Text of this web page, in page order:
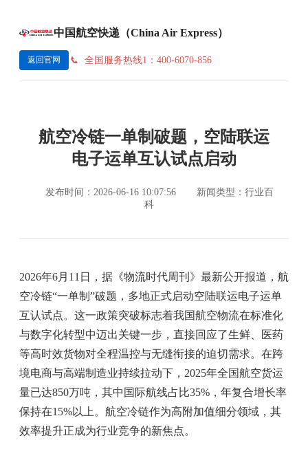
中国航空快递（China Air Express）
返回官网 全国服务热线1：400-6070-856
航空冷链一单制破题，空陆联运
电子运单互认试点启动
发布时间：2026-06-16 10:07:56
新闻类型：行业百
科
2026年6月11日，据《物流时代周刊》最新公开报道，航
空冷链“一单制”破题，多地正式启动空陆联运电子运单
互认试点。这一政策突破标志着我国航空物流在标准化
与数字化转型中迈出关键一步，直接回应了生鲜、医药
等高时效货物对全程温控与无缝衔接的迫切需求。在跨
境电商与高端制造业持续拉动下，2025年全国航空货运
量已达850万吨，其中国际航线占比35%，年复合增长率
保持在15%以上。航空冷链作为高附加值细分领域，其
效率提升正成为行业竞争的新焦点。